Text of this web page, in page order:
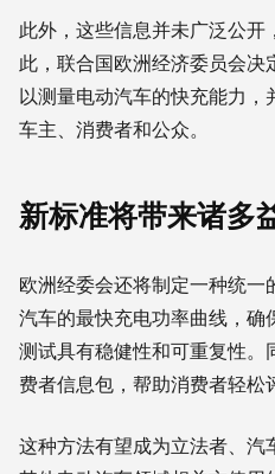
此外，这些信息并未广泛公
此，联合国欧洲经济委员会决
以测量电动汽车的快充能力
车主、消费者和公众。
新标准将带来诸多
欧洲经委会还将制定一种统
汽车的最快充电功率曲线，
测试具有稳健性和可重复性
费者信息包，帮助消费者轻松
这种方法有望成为立法者、汽